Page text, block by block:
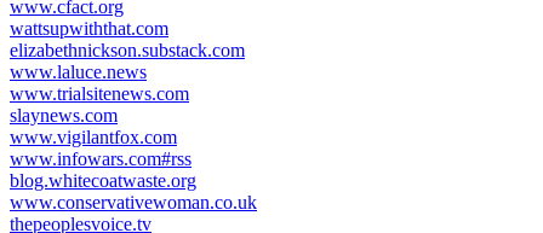
www.cfact.org
wattsupwiththat.com
elizabethnickson.substack.com
www.laluce.news
www.trialsitenews.com
slaynews.com
www.vigilantfox.com
www.infowars.com#rss
blog.whitecoatwaste.org
www.conservativewoman.co.uk
thepeoplesvoice.tv